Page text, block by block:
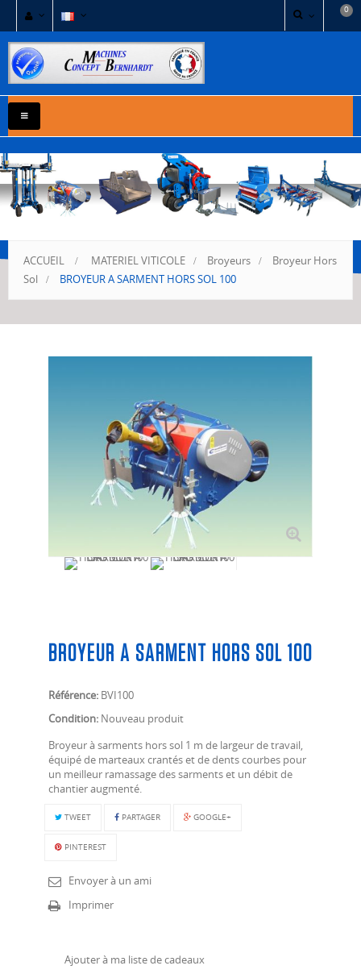
0
NAVIGATION
BASCULE
ACCUEIL > MATERIEL VITICOLE > Broyeurs >
Broyeur Hors
Sol > BROYEUR A SARMENT HORS SOL 100
BROYEUR A SARMENT HORS SOL 100
Référence: BVI100
Condition: Nouveau produit
Broyeur à sarments hors sol 1 m de largeur de travail,
équipé de marteaux crantés et de dents courbes pour
un meilleur ramassage des sarments et un débit de
chantier augmenté.
TWEET PARTAGER GOOGLE+
PINTEREST
Envoyer à un ami
Imprimer
Ajouter à ma liste de cadeaux